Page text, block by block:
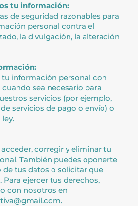
tu información:
de seguridad razonables para
personal contra el
la divulgación, la alteración
información personal con
sea necesario para
servicios (por ejemplo,
servicios de pago o envío) o
ley.
corregir y eliminar tu
También puedes oponerte
de tus datos o solicitar que
Para ejercer tus derechos,
con nosotros en
.